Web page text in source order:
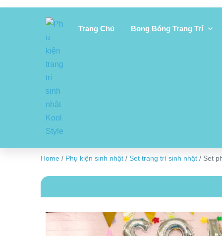
Trang Chủ Bong Bóng Trang Trí
Home / Phụ kiện sinh nhật / Set trang trí sinh nhật / Set